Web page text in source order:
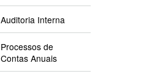
Auditoria Interna
Processos de
Contas Anuais